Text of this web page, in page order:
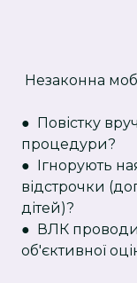
Незаконна
● Повістку
процедури?
● Ігнорують
відстрочки
дітей)?
● ВЛК
об'єктивної